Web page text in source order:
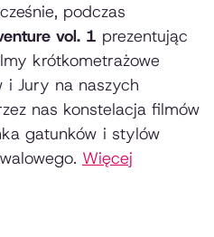
podczas
vol. 1 prezentując
krótkometrażowe
i Jury na naszych
nas konstelacja filmów
gatunków i stylów
Więcej